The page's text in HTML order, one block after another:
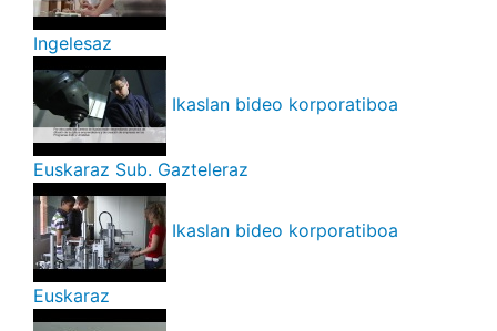
Ingelesaz
Ikaslan bideo korporatiboa
Euskaraz Sub. Gazteleraz
Ikaslan bideo korporatiboa
Euskaraz